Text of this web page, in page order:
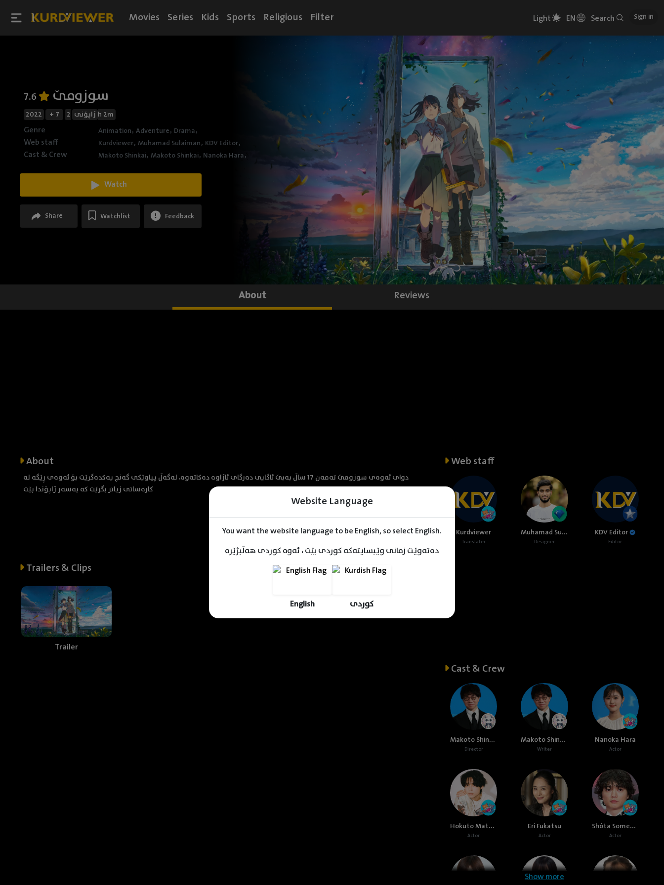
Website Language
You want the website language to be English, so select English.
دەتەوێت زمانی وێبسایتەکە کوردی بێت ، ئەوە کوردی هەڵبژێرە
English کوردی
Movies Series Kids Sports Religious Filter Light EN Search Sign in
سوزومێ
2022 + 7 ژاپۆنی 2h 2m
Genre Animation, Adventure, Drama,
Web staff
Kurdviewer, Muhamad Sulaiman, KDV Editor,
Cast & Crew
Makoto Shinkai, Makoto Shinkai, Nanoka Hara,
Watch
Share Watchlist Feedback
About Reviews
About
دوای ئەوەی سوزومێ تەمەن 17 ساڵ بەبێ ئاگایی دەرگای ئاژاوە دەکاتەوە، لەگەڵ پیاوێکی گەنج یەکدەگرێت بۆ ئەوەی ڕێگە لە
کارەساتی زیاتر بگرێت کە بەسەر ژاپۆندا بێت
Trailers & Clips
Trailer
Web staff
Kurdviewer
Translater
Muhamad Sulaiman
Designer
KDV Editor
Editor
Cast & Crew
Makoto Shinkai
Director
Makoto Shinkai
Writer
Nanoka Hara
Actor
Hokuto Matsumura
Actor
Eri Fukatsu
Actor
Shôta Sometani
Actor
Show more